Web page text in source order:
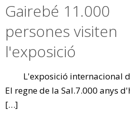
Gairebé 11.000
persones visiten
l'exposició
L'exposició internacional
El regne de la Sal.7.000 anys
[…]